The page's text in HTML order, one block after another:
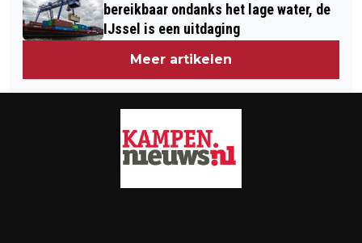
bereikbaar ondanks het lage water, de
IJssel is een uitdaging
Meer artikelen